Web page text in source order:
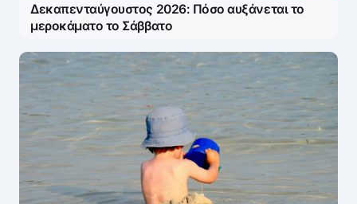
Δεκαπενταύγουστος 2026: Πόσο αυξάνεται το
μεροκάματο το Σάββατο